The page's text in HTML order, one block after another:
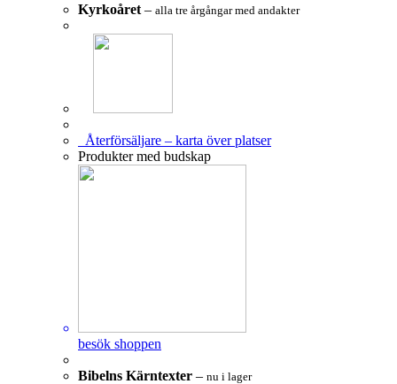
Kyrkoåret – alla tre årgångar med andakter
Återförsäljare – karta över platser
Produkter med budskap
besök shoppen
Bibelns Kärntexter – nu i lager